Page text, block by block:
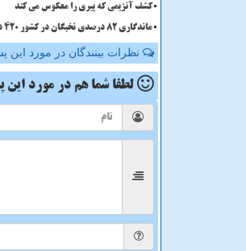
کشف آنزیمی که پیری را معکوس می کند
ماندگاری 82 درصدی نخبگان در کشور 420 دانش آموخته برتر جذب شدند
نظرات بینندگان در مورد این
لطفا شما هم در مورد این